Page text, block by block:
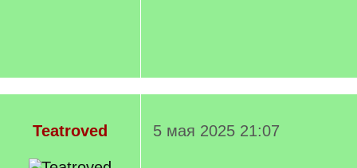
Teatroved 5 мая 2025 21:07